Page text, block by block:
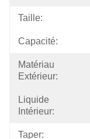
Taille:
Capacité:
Matériau
Extérieur:
Liquide
Intérieur:
Taper: